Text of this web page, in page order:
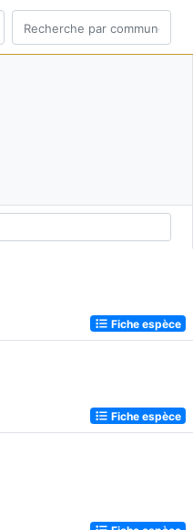
Fiche espèce
Fiche espèce